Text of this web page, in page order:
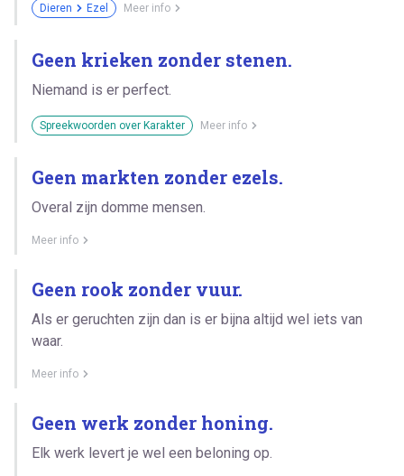
Dieren Ezel Meer info
Geen krieken zonder stenen.
Niemand is er perfect.
Spreekwoorden over Karakter Meer info
Geen markten zonder ezels.
Overal zijn domme mensen.
Meer info
Geen rook zonder vuur.
Als er geruchten zijn dan is er bijna altijd wel iets van
waar.
Meer info
Geen werk zonder honing.
Elk werk levert je wel een beloning op.